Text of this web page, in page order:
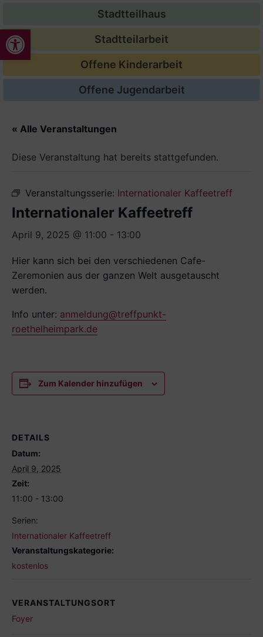
Werkzeugleiste öffnen
Stadtteilhaus
Stadtteilarbeit
Offene Kinderarbeit
Offene Jugendarbeit
« Alle Veranstaltungen
Diese Veranstaltung hat bereits stattgefunden.
Veranstaltungsserie: Internationaler Kaffeetreff
Internationaler Kaffeetreff
April 9, 2025 @ 11:00 - 13:00
Hier kann sich bei den verschiede­nen Cafe-
Zeremonien aus der gan­zen Welt ausgetauscht
werden.
Info unter: anmeldung@treffpunkt-
roethelheimpark.de
Zum Kalender hinzufügen
DETAILS
Datum:
April 9, 2025
Zeit:
11:00 - 13:00
Serien:
Internationaler Kaffeetreff
Veranstaltungskategorie:
kostenlos
VERANSTALTUNGSORT
Foyer